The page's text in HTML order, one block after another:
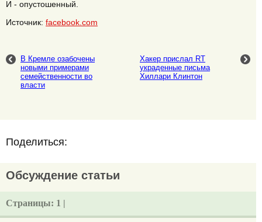
И - опустошенный.
Источник: facebook.com
В Кремле озабочены
новыми примерами
семейственности во
власти
Хакер прислал RT
украденные письма
Хиллари Клинтон
Поделиться:
Обсуждение статьи
Страницы: 1 |